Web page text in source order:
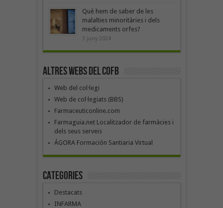
Què hem de saber de les
malalties minoritàries i dels
medicaments orfes?
3 juny 2024
Altres webs del COFB
Web del col·legi
Web de col·legiats (BBS)
Farmaceuticonline.com
Farmaguia.net Localitzador de farmàcies i
dels seus serveis
ÁGORA Formación Santiaria Virtual
Categories
Destacats
INFARMA